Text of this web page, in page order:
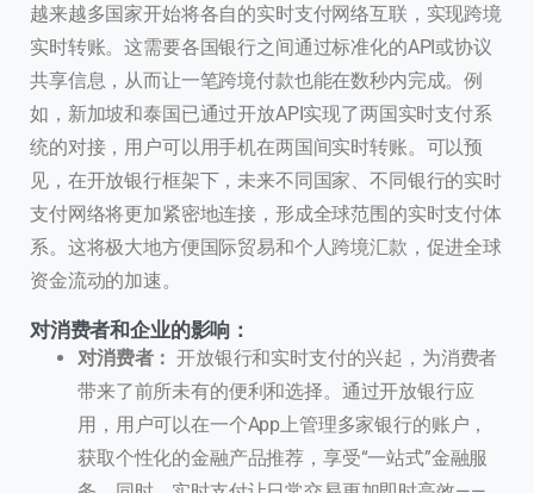
越来越多国家开始将各自的实时支付网络互联，实现跨境
实时转账。这需要各国银行之间通过标准化的API或协议
共享信息，从而让一笔跨境付款也能在数秒内完成。例
如，新加坡和泰国已通过开放API实现了两国实时支付系
统的对接，用户可以用手机在两国间实时转账。可以预
见，在开放银行框架下，未来不同国家、不同银行的实时
支付网络将更加紧密地连接，形成全球范围的实时支付体
系。这将极大地方便国际贸易和个人跨境汇款，促进全球
资金流动的加速。
对消费者和企业的影响：
对消费者：开放银行和实时支付的兴起，为消费者
带来了前所未有的便利和选择。通过开放银行应
用，用户可以在一个App上管理多家银行的账户，
获取个性化的金融产品推荐，享受“一站式”金融服